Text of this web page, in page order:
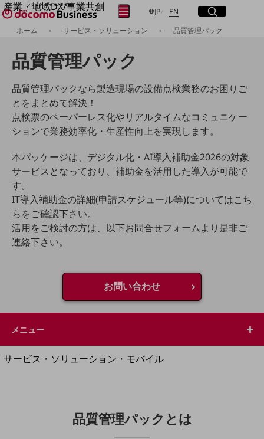
産業・地域DX/事業共創
OPEN HUB for Plural Futures
「社会可能性」を探究・実装する事業共創エコシステムです。
OPEN HUB for Plural Futuresとは
イベント/ウェビナー
記事コンテンツ
プレイヤー(カタリスト/パートナー企業)
事例
Smart World
産業・地域DXプラットフォーマーとして
Smart City
Smart Education
Smart Healthcare
Smart Industry
Smart Mobility
Smart Worksite
生成AI(Generative AI)
地域の取り組み
LGPF(Local Government Platform)
別ウィンドウで開きます
サービス・ソリューション・モバイル
カテゴリーで探すTOP
JP日本語
EN Englishサイト内検索
開く
メニュー
開く
フリーワードを入力して探す
フリーワードでNTTドコモビジネスの
取り組みを検索
検索する
ホーム サービス・ソリューション 品質管理パック
品質管理パック
品質管理パックなら製造現場の設備点検業務のお困りご
とをまとめて解決！
点検票のペーパーレス化やリアルタイムなコミュニケー
ションで業務効率化・生産性向上を実現します。
本パッケージは、デジタル化・AI導入補助金2026の対象
サービスとなっており、補助金を活用した導入が可能で
す。
IT導入補助金の詳細(申請スケジュール等)についてはこち
らをご確認下さい。
活用をご検討の方は、以下お問合せフォームより是非ご
連絡下さい。
お問い合わせ
メニュー
品質管理パックとは